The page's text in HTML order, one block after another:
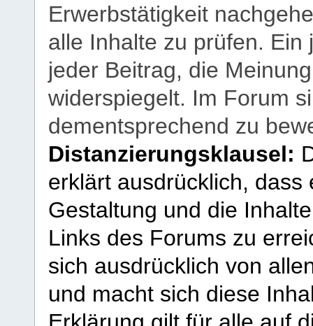
Erwerbstätigkeit
alle Inhalte zu prüfen.
jeder Beitrag, die
widerspiegelt. Im Forum
dementsprechend zu
Distanzierungsklausel:
erklärt ausdrücklich,
Gestaltung und die
Links des Forums zu
sich ausdrücklich von
und macht sich diese